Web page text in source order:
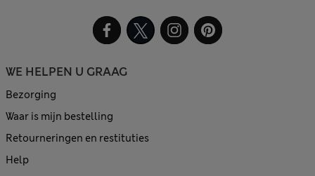
WE HELPEN U GRAAG
Bezorging
Waar is mijn bestelling
Retourneringen en restituties
Help